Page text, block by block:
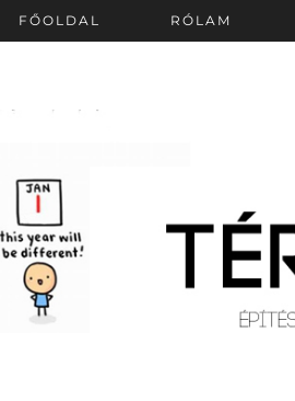
FŐOLDAL RÓLAM